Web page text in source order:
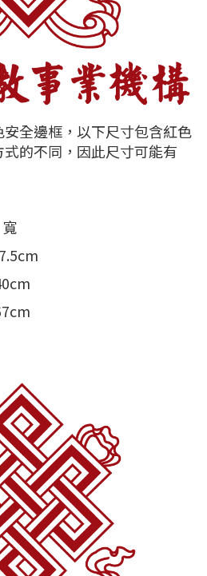
全邊框，以下尺寸包含紅色
的不同，因此尺寸可能有